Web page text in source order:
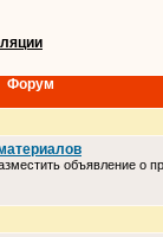
Форум
объявление о